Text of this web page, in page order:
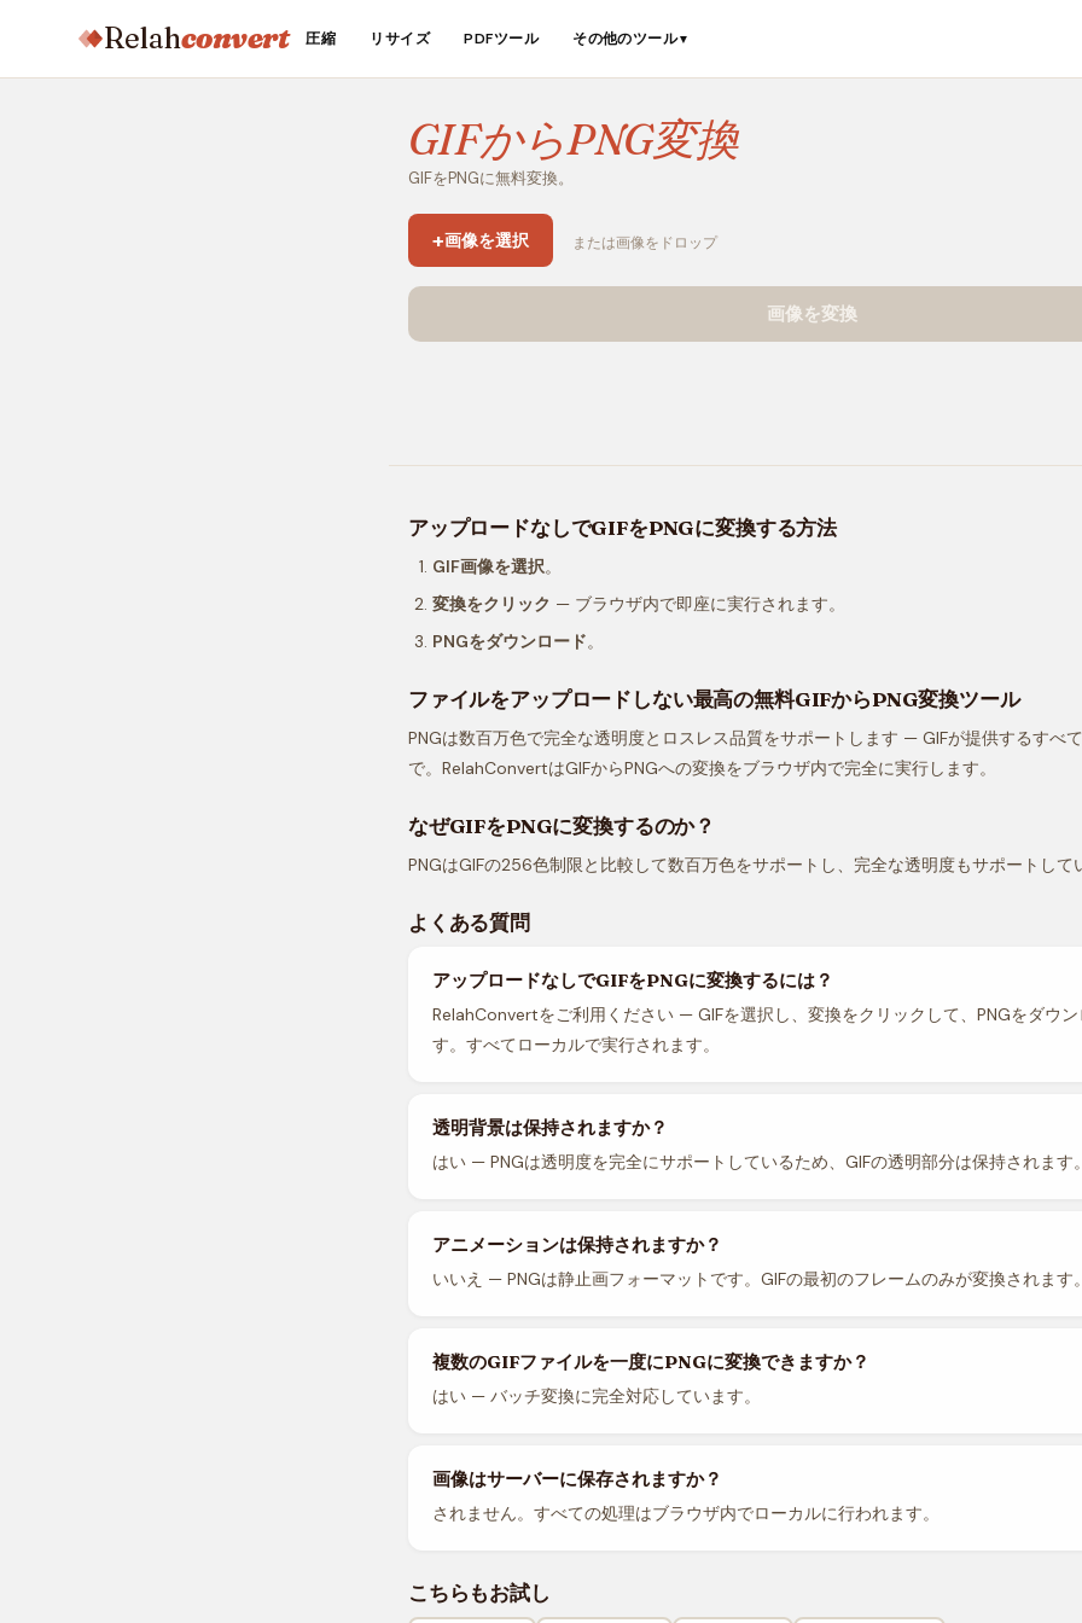
Relahconvert 圧縮 リサイズ PDFツール その他のツール▼
GIFからPNG変換
GIFをPNGに無料変換。
+画像を選択 または画像をドロップ
画像を変換
アップロードなしでGIFをPNGに変換する方法
GIF画像を選択。
変換をクリック — ブラウザ内で即座に実行されます。
PNGをダウンロード。
ファイルをアップロードしない最高の無料GIFからPNG変換ツール
PNGは数百万色で完全な透明度とロスレス品質をサポートします — GIFが提供するすべ
で。RelahConvertはGIFからPNGへの変換をブラウザ内で完全に実行します。
なぜGIFをPNGに変換するのか？
PNGはGIFの256色制限と比較して数百万色をサポートし、完全な透明度もサポートして
よくある質問
アップロードなしでGIFをPNGに変換するには？
RelahConvertをご利用ください — GIFを選択し、変換をクリックして、PNGをダウ
す。すべてローカルで実行されます。
透明背景は保持されますか？
はい — PNGは透明度を完全にサポートしているため、GIFの透明部分は保持されます
アニメーションは保持されますか？
いいえ — PNGは静止画フォーマットです。GIFの最初のフレームのみが変換されます
複数のGIFファイルを一度にPNGに変換できますか？
はい — バッチ変換に完全対応しています。
画像はサーバーに保存されますか？
されません。すべての処理はブラウザ内でローカルに行われます。
こちらもお試し